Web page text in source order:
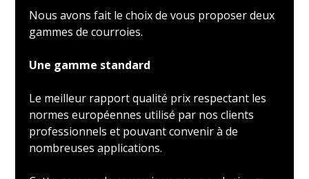
Nous avons fait le choix de vous proposer deux
gammes de courroies.
Une gamme standard
Le meilleur rapport qualité prix respectant les
normes européennes utilisé par nos clients
professionnels et pouvant convenir à de
nombreuses applications.